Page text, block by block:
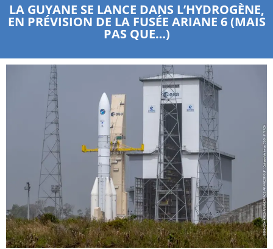
LA GUYANE SE LANCE DANS L’HYDROGÈNE,
EN PRÉVISION DE LA FUSÉE ARIANE 6 (MAIS
PAS QUE…)